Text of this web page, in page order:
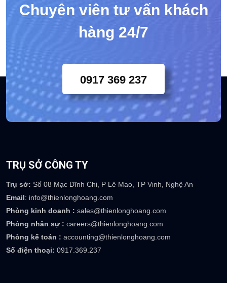
Chuyên viên tư vấn khách
hàng 24/7
0917 369 237
TRỤ SỞ CÔNG TY
Trụ sở: Số 08 Mạc Đĩnh Chi, P Lê Mao, TP Vinh, Nghệ An
Email: info@thienlonghoang.com
Phòng kinh doanh : sales@thienlonghoang.com
Phòng nhân sự : careers@thienlonghoang.com
Phòng kế toán : accounting@thienlonghoang.com
Số điện thoại: 0917.369.237